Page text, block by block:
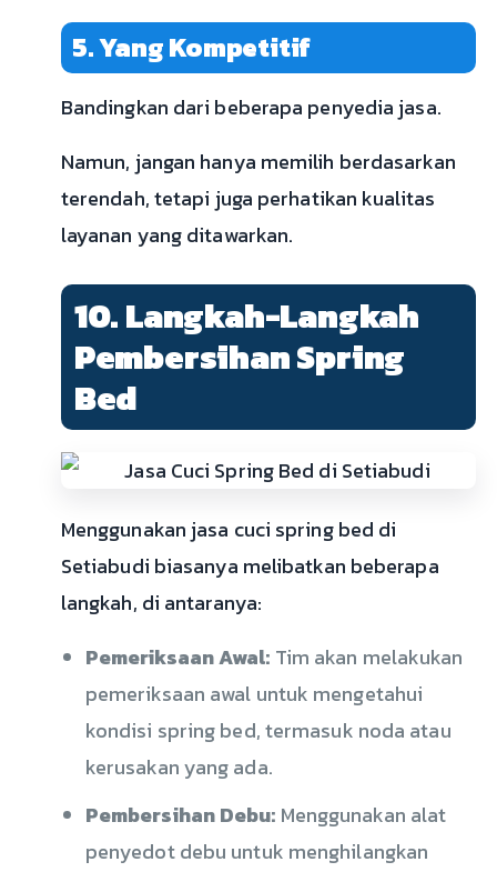
5. Yang Kompetitif
Bandingkan dari beberapa penyedia jasa.
Namun, jangan hanya memilih berdasarkan
terendah, tetapi juga perhatikan kualitas
layanan yang ditawarkan.
10. Langkah-Langkah
Pembersihan Spring
Bed
Menggunakan jasa cuci spring bed di
Setiabudi biasanya melibatkan beberapa
langkah, di antaranya:
Pemeriksaan Awal: Tim akan melakukan
pemeriksaan awal untuk mengetahui
kondisi spring bed, termasuk noda atau
kerusakan yang ada.
Pembersihan Debu: Menggunakan alat
penyedot debu untuk menghilangkan